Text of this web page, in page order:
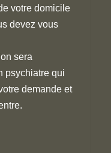
votre domicile
devez vous
sera
psychiatre qui
demande et